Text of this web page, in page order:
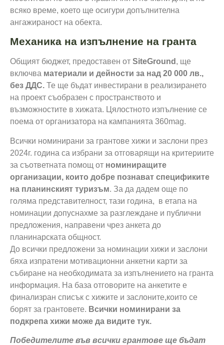
всяко време, което ще осигури допълнителна
ангажираност на обекта.
Механика на изпълнение на гранта
Общият бюджет, предоставен от SiteGround , ще
включва материали и дейности за над 20 000 лв.,
без ДДС. Те ще бъдат инвестирани в реализирането
на проект съобразен с пространството и
възможностите в хижата. Цялостното изпълнение се
поема от организатора на кампанията 360mag.
Всички номинирани за грантове хижи и заслони през
2024г. година са избрани за отговарящи на критериите
за съответната помощ от номиниращите
организации, които добре познават спецификите
на планинският туризъм. За да дадем още по
голяма представителност, тази година, в етапа на
номинации допуснахме за разглеждане и публични
предложения, направени чрез анкета до
планинарската общност.
До всички предложени за номинации хижи и заслони
бяха изпратени мотивационни анкетни карти за
събиране на необходимата за изпълнението на гранта
информация. На база отговорите на анкетите е
финализран списък с хижите и заслоните,които се
борят за грантовете. Всички номинирани за
подкрепа хижи може да видите тук.
Победителите във всички грантове ще бъдат